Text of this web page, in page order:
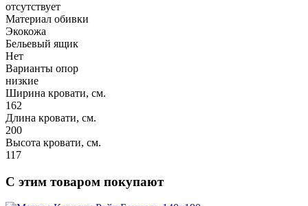
отсутствует
Материал обивки
Экокожа
Бельевый ящик
Нет
Варианты опор
низкие
Ширина кровати, см.
162
Длина кровати, см.
200
Высота кровати, см.
117
С этим товаром покупают